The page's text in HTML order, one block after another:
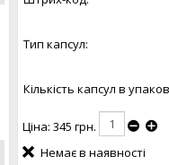
Тип капсул:
Кількість капсул в
Ціна: 345 грн.
Немає в наявності